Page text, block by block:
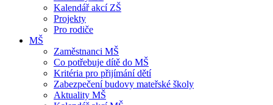
Kalendář akcí ZŠ
Projekty
Pro rodiče
MŠ
Zaměstnanci MŠ
Co potřebuje dítě do MŠ
Kritéria pro přijímání dětí
Zabezpečení budovy mateřské školy
Aktuality MŠ